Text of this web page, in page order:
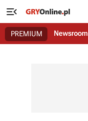

PREMIUM Newsroom